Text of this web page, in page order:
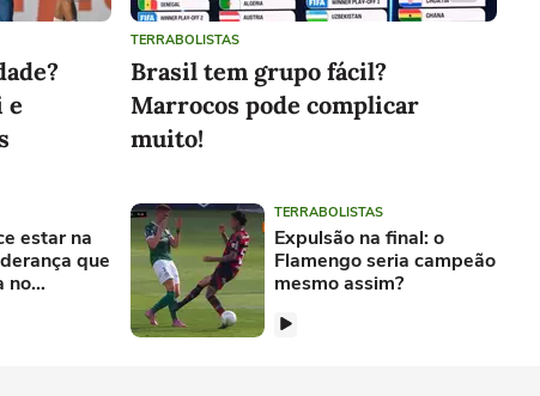
e
TERRABOLISTAS
Brasil tem grupo fácil?
Marrocos pode complicar
muito!
estar na
que
no
TERRABOLISTAS
Expulsão na final: o
Flamengo seria campeão
mesmo assim?